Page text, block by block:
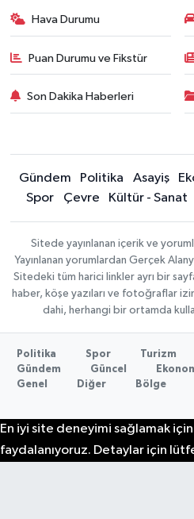
Hava Durumu
Puan Durumu ve Fikstür
Son Dakika Haberleri
Gündem Politika Asayiş
Spor
Çevre Kültür - Sanat
Sitede yayınlanan içerik ve
Yayınlanan yorumlardan Gerçek
Sitedeki tüm harici linkler ayrı bir
haber, köşe yazıları ve fotoğraflar
dahi, herhangi bir ortamda
Politika Spor
Turizm
Gündem
Güncel
Genel
Diğer Bölge
En iyi site deneyimi sağlamak
faydalanıyoruz. Detaylar için